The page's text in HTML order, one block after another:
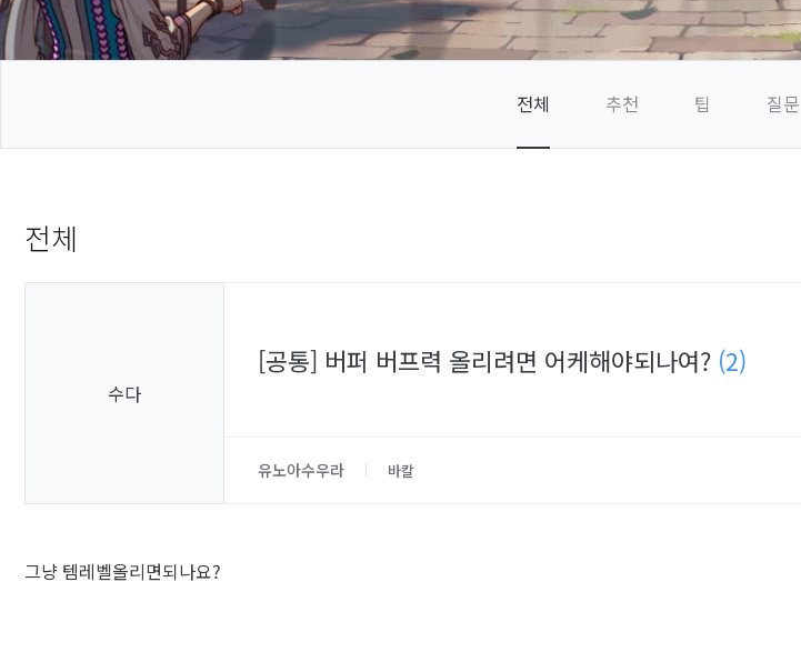
전체 추천 팁 질문
전체
수다
[공통] 버퍼 버프력 올리려면 어케해야되나여? (2)
유노아수우라 바칼
그냥 템레벨올리면되나요?